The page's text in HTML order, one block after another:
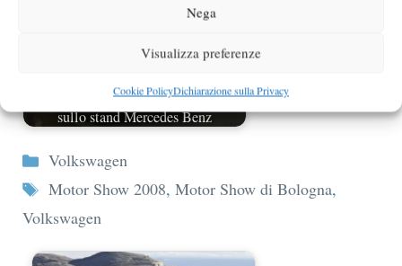
Nega
Visualizza preferenze
Cookie PolicyDichiarazione sulla Privacy
Motor Show 2008: indiscrezioni
sullo stand Mercedes Benz
Categorie
Volkswagen
Tag
Motor Show 2008, Motor Show di Bologna,
Volkswagen